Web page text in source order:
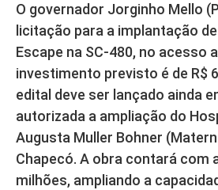
O governador Jorginho Mello
licitação para a implantação
Escape na SC-480, no acesso
investimento previsto é de R$
edital deve ser lançado ainda
autorizada a ampliação do
Augusta Muller Bohner
Chapecó. A obra contará com
milhões, ampliando a